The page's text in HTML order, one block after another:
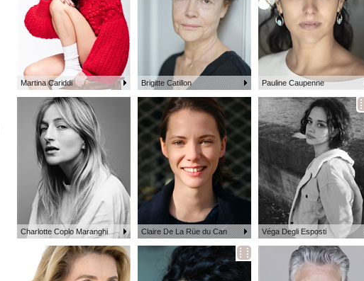
Martina Cariddi Brigitte Catillon Pauline Caupenne
Charlotte Coplo Maranghi Claire De La Rüe du Can Véga Degli Esposti